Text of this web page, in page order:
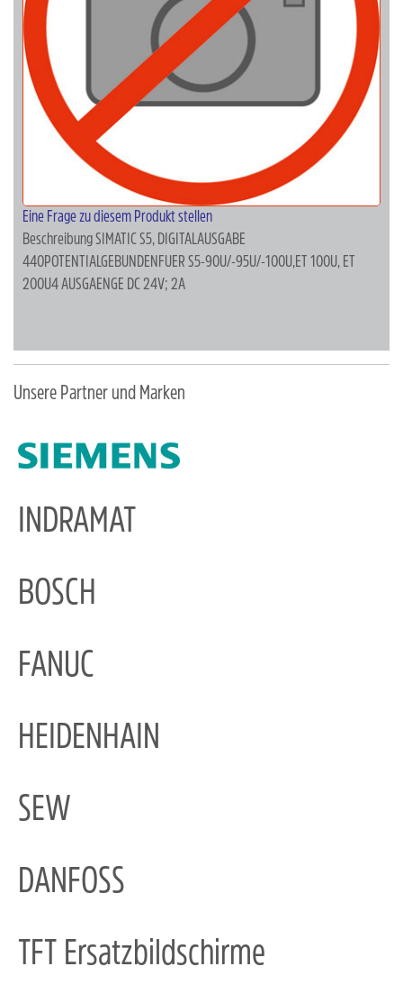
Eine Frage zu diesem Produkt stellen
BeschreibungSIMATIC S5, DIGITALAUSGABE
440POTENTIALGEBUNDENFUER S5-90U/-95U/-100U,ET 100U, ET
200U4 AUSGAENGE DC 24V; 2A
Unsere Partner und Marken
INDRAMAT
BOSCH
FANUC
HEIDENHAIN
SEW
DANFOSS
TFT Ersatzbildschirme